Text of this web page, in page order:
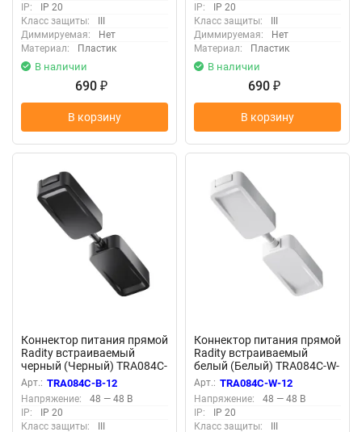
IP:
IP 20
Класс защиты:
Диммируемая:
Нет
Материал:
Пластик
В наличии
690 ₽
В корзину
IP:
IP 20
Класс защиты:
Диммируемая:
Нет
Материал:
Пластик
В наличии
690 ₽
В корзину
Коннектор питания прямой
Radity встраиваемый
черный (Черный) TRA084C-
B-12
Арт.: TRA084C-B-12
Напряжение:
48 — 48 В
IP:
IP 20
Класс защиты:
III
Коннектор питания прямой
Radity встраиваемый
белый (Белый) TRA084C-W-
12
Арт.: TRA084C-W-12
Напряжение:
48 — 48 В
IP:
IP 20
Класс защиты:
III